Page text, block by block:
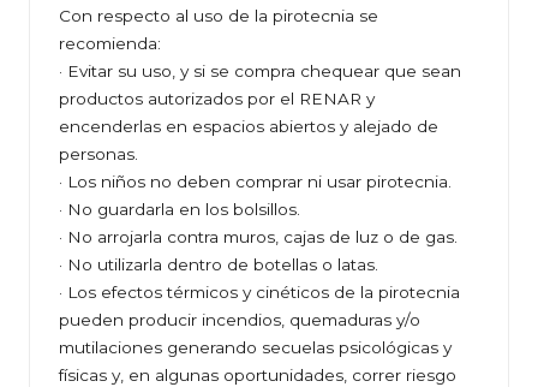
Con respecto al uso de la pirotecnia se
recomienda:
· Evitar su uso, y si se compra chequear que sean
productos autorizados por el RENAR y
encenderlas en espacios abiertos y alejado de
personas.
· Los niños no deben comprar ni usar pirotecnia.
· No guardarla en los bolsillos.
· No arrojarla contra muros, cajas de luz o de gas.
· No utilizarla dentro de botellas o latas.
· Los efectos térmicos y cinéticos de la pirotecnia
pueden producir incendios, quemaduras y/o
mutilaciones generando secuelas psicológicas y
físicas y, en algunas oportunidades, correr riesgo